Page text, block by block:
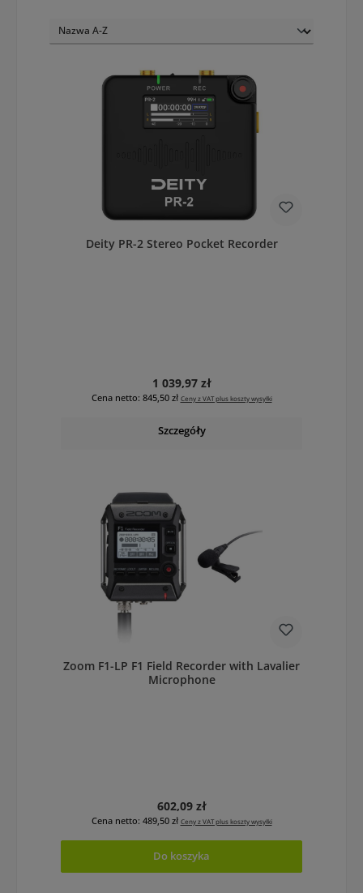
Deity PR-2 Stereo Pocket Recorder
Cena regularna:
1 039,97 zł
Cena netto: 845,50 zł Ceny z VAT plus koszty wysyłki
Szczegóły
Zoom F1-LP F1 Field Recorder with Lavalier
Microphone
Cena regularna:
602,09 zł
Cena netto: 489,50 zł Ceny z VAT plus koszty wysyłki
Do koszyka